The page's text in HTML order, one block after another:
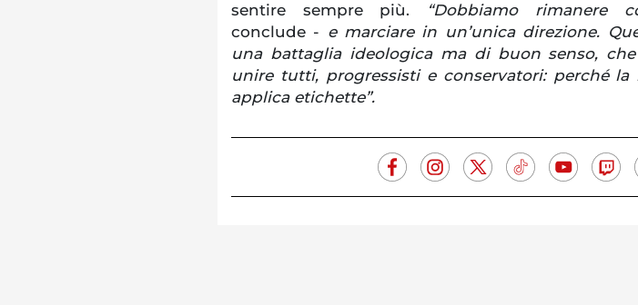
sentire sempre più.
“Dobbiamo rimanere
conclude - e marciare in un’unica direzione.
una battaglia ideologica ma di buon senso,
unire tutti, progressisti e conservatori: perché la
applica etichette”.